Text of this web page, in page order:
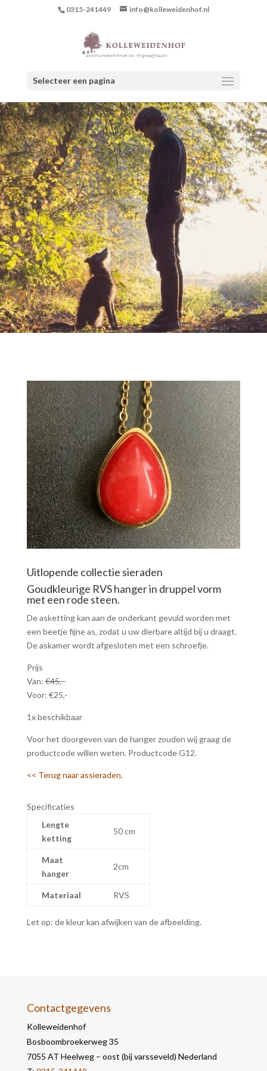
0315-241449 info@kolleweidenhof.nl
Selecteer een pagina
Uitlopende collectie sieraden
Goudkleurige RVS hanger in druppel vorm
met een rode steen.
De asketting kan aan de onderkant gevuld worden met
een beetje fijne as, zodat u uw dierbare altijd bij u draagt.
De askamer wordt afgesloten met een schroefje.
Prijs
Van:€45,-
Voor: €25,-
1x beschikbaar
Voor het doorgeven van de hanger zouden wij graag de
productcode willen weten. Productcode G12.
<< Terug naar assieraden.
Specificaties
Lengte
ketting
50 cm
Maat
hanger
2cm
Materiaal RVS
Let op: de kleur kan afwijken van de afbeelding.
Contactgegevens
Kolleweidenhof
Bosboombroekerweg 35
7055 AT Heelweg – oost (bij varsseveld) Nederland